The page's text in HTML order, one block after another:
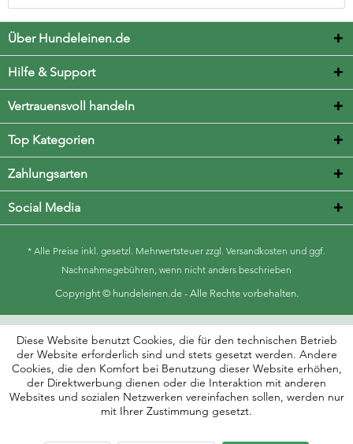
Über Hundeleinen.de
Hilfe & Support
Vertrauensvoll handeln
Top Kategorien
Zahlungsarten
Social Media
* Alle Preise inkl. gesetzl. Mehrwertsteuer zzgl. Versandkosten und ggf.
Nachnahmegebühren, wenn nicht anders beschrieben
Copyright © hundeleinen.de - Alle Rechte vorbehalten.
Diese Website benutzt Cookies, die für den technischen Betrieb
der Website erforderlich sind und stets gesetzt werden. Andere
Cookies, die den Komfort bei Benutzung dieser Website erhöhen,
der Direktwerbung dienen oder die Interaktion mit anderen
Websites und sozialen Netzwerken vereinfachen sollen, werden nur
mit Ihrer Zustimmung gesetzt.